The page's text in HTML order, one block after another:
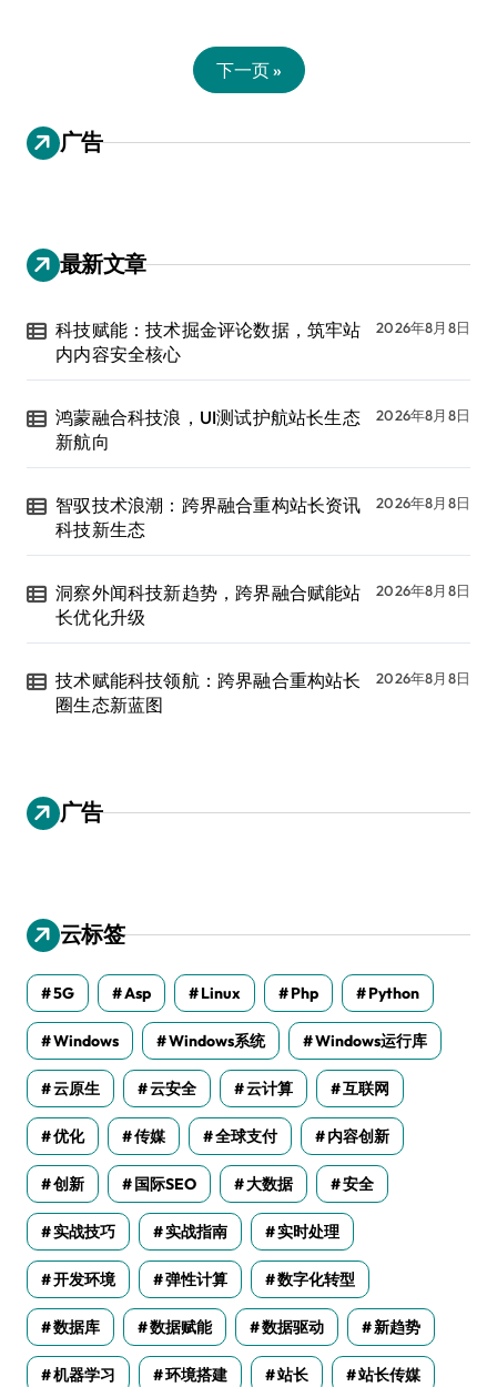
下一页 »
广告
最新文章
科技赋能：技术掘金评论数据，筑牢站
内内容安全核心
2026年8月8日
鸿蒙融合科技浪，UI测试护航站长生态
新航向
2026年8月8日
智驭技术浪潮：跨界融合重构站长资讯
科技新生态
2026年8月8日
洞察外闻科技新趋势，跨界融合赋能站
长优化升级
2026年8月8日
技术赋能科技领航：跨界融合重构站长
圈生态新蓝图
2026年8月8日
广告
云标签
5G Asp Linux Php Python
Windows Windows系统 Windows运行库
云原生 云安全 云计算 互联网
优化 传媒 全球支付 内容创新
创新 国际SEO 大数据 安全
实战技巧 实战指南 实时处理
开发环境 弹性计算 数字化转型
数据库 数据赋能 数据驱动 新趋势
机器学习 环境搭建 站长 站长传媒